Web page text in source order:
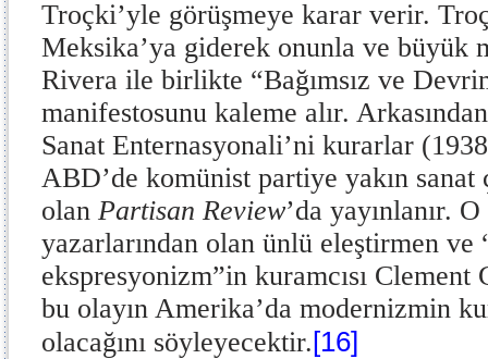
Troçki’yle görüşmeye karar verir.
Meksika’ya giderek onunla ve büyük
Rivera ile birlikte “Bağımsız ve
manifestosunu kaleme alır.
Sanat Enternasyonali’ni kurarlar
ABD’de komünist partiye yakın
olan Partisan Review’da yayınlanır.
yazarlarından olan ünlü eleştirmen ve
ekspresyonizm”in kuramcısı Clement
bu olayın Amerika’da modernizmin
olacağını söyleyecektir.[16]